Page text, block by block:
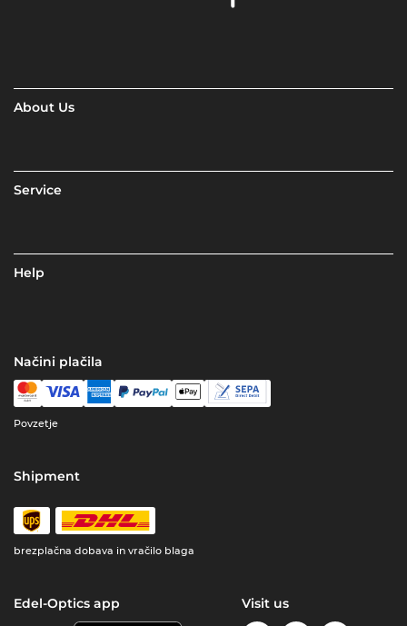
About Us
Service
Help
Načini plačila
Povzetje
Shipment
brezplačna dobava in vračilo blaga
Edel-Optics app Visit us